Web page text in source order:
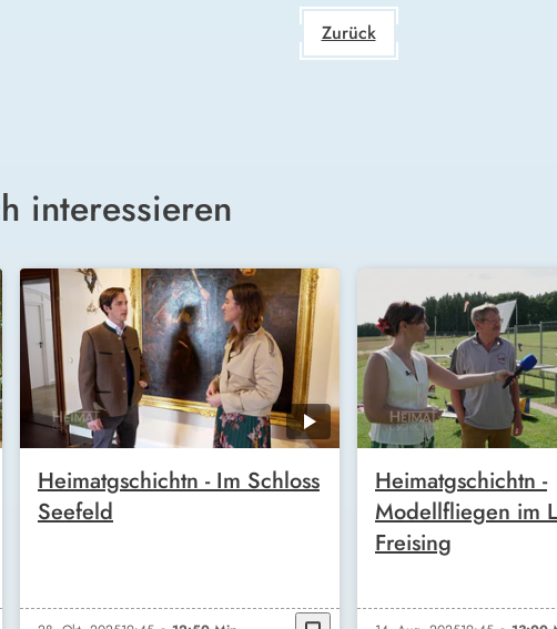
Zurück
interessieren
Heimatgschichtn - Im Schloss
Seefeld
Heimatgschichtn -
Modellfliegen im
Freising